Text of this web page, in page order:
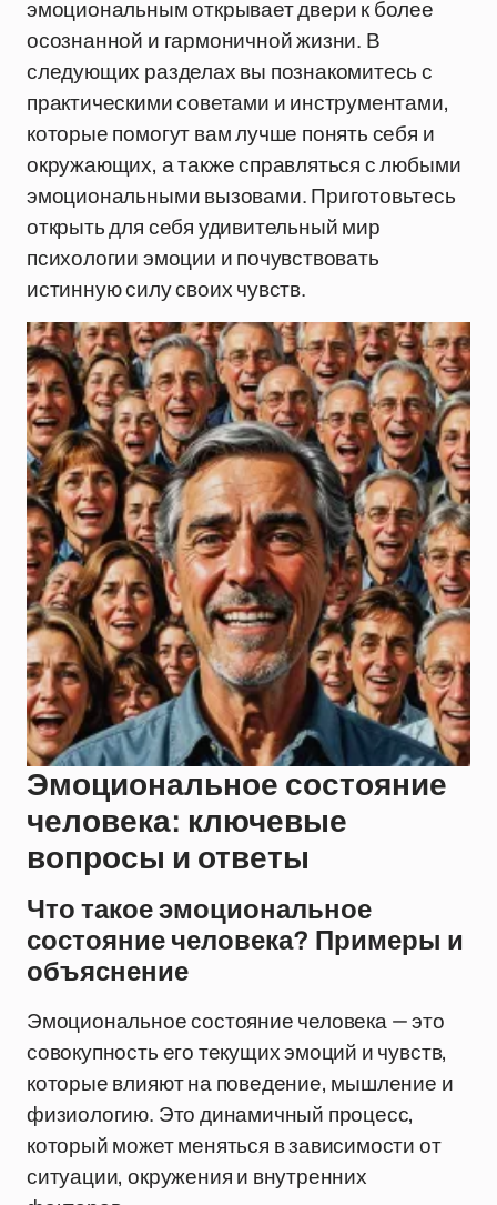
эмоциональным открывает двери к более
осознанной и гармоничной жизни. В
следующих разделах вы познакомитесь с
практическими советами и инструментами,
которые помогут вам лучше понять себя и
окружающих, а также справляться с любыми
эмоциональными вызовами. Приготовьтесь
открыть для себя удивительный мир
психологии эмоции и почувствовать
истинную силу своих чувств.
Эмоциональное состояние
человека: ключевые
вопросы и ответы
Что такое эмоциональное
состояние человека? Примеры и
объяснение
Эмоциональное состояние человека — это
совокупность его текущих эмоций и чувств,
которые влияют на поведение, мышление и
физиологию. Это динамичный процесс,
который может меняться в зависимости от
ситуации, окружения и внутренних